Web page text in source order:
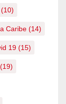
(10)
Caribe (14)
19 (15)
(19)